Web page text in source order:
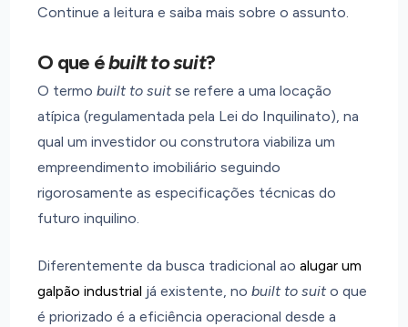
Continue a leitura e saiba mais sobre o assunto.
O que ébuilt to suit?
O termobuilt to suit se refere a uma locação
atípica (regulamentada pela Lei do Inquilinato), na
qual um investidor ou construtora viabiliza um
empreendimento imobiliário seguindo
rigorosamente as especificações técnicas do
futuro inquilino.
Diferentemente da busca tradicional aoalugar um
galpão industrial já existente, nobuilt to suit o que
é priorizado é a eficiência operacional desde a